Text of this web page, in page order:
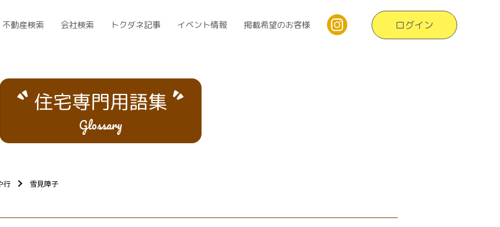
不動産検索 会社検索 トクダネ記事 イベント情報 掲載希望のお客様 ログイン
住宅専門用語集
Glossary
行 雪見障子